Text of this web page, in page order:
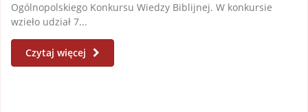
Ogólnopolskiego Konkursu Wiedzy Biblijnej. W konkursie
wzieło udział 7...
Czytaj więcej